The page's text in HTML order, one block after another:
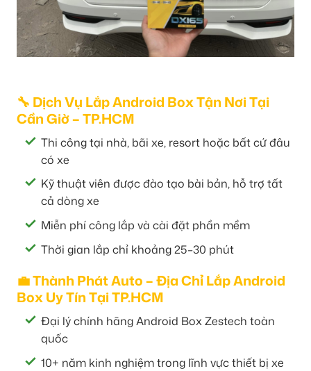
🔧 Dịch Vụ Lắp Android Box Tận Nơi Tại
Cần Giờ – TP.HCM
Thi công tại nhà, bãi xe, resort hoặc bất cứ đâu
có xe
Kỹ thuật viên được đào tạo bài bản, hỗ trợ tất
cả dòng xe
Miễn phí công lắp và cài đặt phần mềm
Thời gian lắp chỉ khoảng 25–30 phút
💼 Thành Phát Auto – Địa Chỉ Lắp Android
Box Uy Tín Tại TP.HCM
Đại lý chính hãng Android Box Zestech toàn
quốc
10+ năm kinh nghiệm trong lĩnh vực thiết bị xe